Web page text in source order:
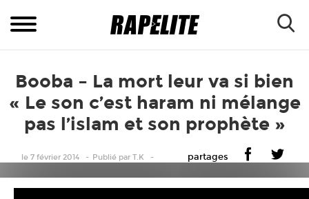
Booba – La mort leur va si bien
« Le son c’est haram ni mélange
pas l’islam et son prophète »
le 7 février 2014 Publié par T.K partages